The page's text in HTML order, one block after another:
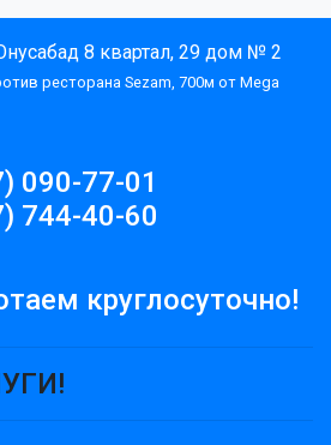
8 квартал, 29 дом № 2
ресторана Sezam, 700м от Mega
090-77-01
744-40-60
круглосуточно!